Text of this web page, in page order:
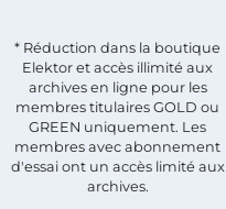
* Réduction dans la boutique
Elektor et accès illimité aux
archives en ligne pour les
membres titulaires GOLD ou
GREEN uniquement. Les
membres avec abonnement
d'essai ont un accès limité aux
archives.